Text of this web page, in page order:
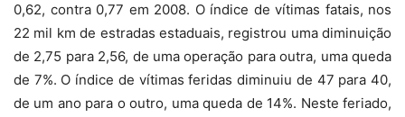
0,62, contra 0,77 em 2008. O índice de vítimas fatais, nos
22 mil km de estradas estaduais, registrou uma diminuição
de 2,75 para 2,56, de uma operação para outra, uma queda
de 7%. O índice de vítimas feridas diminuiu de 47 para 40,
de um ano para o outro, uma queda de 14%. Neste feriado,